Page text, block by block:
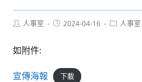
Post人事室
Post2024-04-16
Post人事室
如附件:
宣傳海報 下載